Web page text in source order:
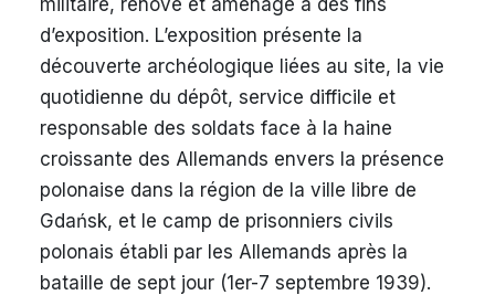
militaire, rénove et aménage à des fins
d’exposition. L’exposition présente la
découverte archéologique liées au site, la vie
quotidienne du dépôt, service difficile et
responsable des soldats face à la haine
croissante des Allemands envers la présence
polonaise dans la région de la ville libre de
Gdańsk, et le camp de prisonniers civils
polonais établi par les Allemands après la
bataille de sept jour (1er-7 septembre 1939).